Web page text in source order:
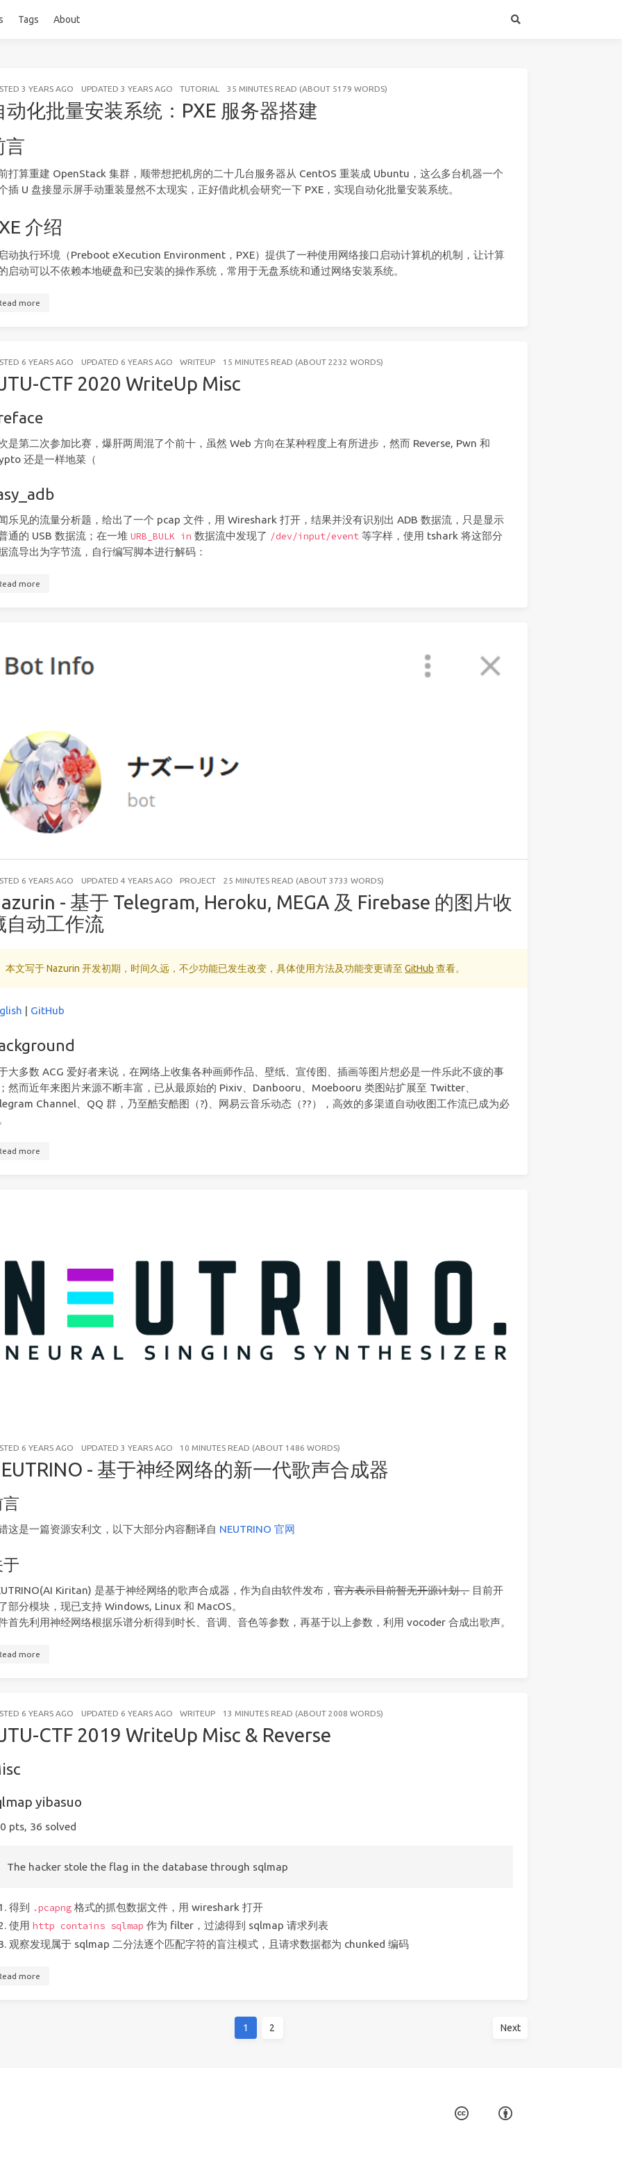
Tags About
3 YEARS AGO UPDATED 3 YEARS AGO TUTORIAL 35 MINUTES READ (ABOUT 5179 WORDS)
动化批量安装系统：PXE 服务器搭建
言
打算重建 OpenStack 集群，顺带想把机房的二十几台服务器从 CentOS 重装成 Ubuntu，这么多台机器一个
插 U 盘接显示屏手动重装显然不太现实，正好借此机会研究一下 PXE，实现自动化批量安装系统。
介绍
动执行环境（Preboot eXecution Environment，PXE）提供了一种使用网络接口启动计算机的机制，让计算
启动可以不依赖本地硬盘和已安装的操作系统，常用于无盘系统和通过网络安装系统。
more
6 YEARS AGO UPDATED 6 YEARS AGO WRITEUP 15 MINUTES READ (ABOUT 2232 WORDS)
CTF 2020 WriteUp Misc
是第二次参加比赛，爆肝两周混了个前十，虽然 Web 方向在某种程度上有所进步，然而 Reverse, Pwn 和
还是一样地菜（
乐见的流量分析题，给出了一个 pcap 文件，用 Wireshark 打开，结果并没有识别出 ADB 数据流，只是显示
通的 USB 数据流；在一堆URB_BULK in 数据流中发现了 /dev/input/event 等字样，使用 tshark 将这部分
流导出为字节流，自行编写脚本进行解码：
more
6 YEARS AGO UPDATED 4 YEARS AGO PROJECT 25 MINUTES READ (ABOUT 3733 WORDS)
- 基于 Telegram, Heroku, MEGA 及 Firebase 的图片收
自动工作流
本文写于 Nazurin 开发初期，时间久远，不少功能已发生改变，具体使用方法及功能变更请至GitHub 查看。
| GitHub
大多数 ACG 爱好者来说，在网络上收集各种画师作品、壁纸、宣传图、插画等图片想必是一件乐此不疲的事
然而近年来图片来源不断丰富，已从最原始的 Pixiv、Danbooru、Moebooru 类图站扩展至 Twitter、
Channel、QQ 群，乃至酷安酷图（?)、网易云音乐动态（??），高效的多渠道自动收图工作流已成为必
more
6 YEARS AGO UPDATED 3 YEARS AGO 10 MINUTES READ (ABOUT 1486 WORDS)
- 基于神经网络的新一代歌声合成器
这是一篇资源安利文，以下大部分内容翻译自 NEUTRINO 官网
Kiritan) 是基于神经网络的歌声合成器，作为自由软件发布，官方表示目前暂无开源计划，目前开
部分模块，现已支持 Windows, Linux 和 MacOS。
首先利用神经网络根据乐谱分析得到时长、音调、音色等参数，再基于以上参数，利用 vocoder 合成出歌声。
more
6 YEARS AGO UPDATED 6 YEARS AGO WRITEUP 13 MINUTES READ (ABOUT 2008 WORDS)
CTF 2019 WriteUp Misc & Reverse
yibasuo
pts, 36 solved
The hacker stole the flag in the database through sqlmap
得到 .pcapng 格式的抓包数据文件，用 wireshark 打开
使用http contains sqlmap 作为 filter，过滤得到 sqlmap 请求列表
观察发现属于 sqlmap 二分法逐个匹配字符的盲注模式，且请求数据都为 chunked 编码
more
Next
1 2